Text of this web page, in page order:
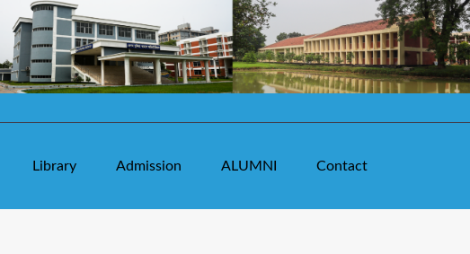
Library Admission ALUMNI Contact